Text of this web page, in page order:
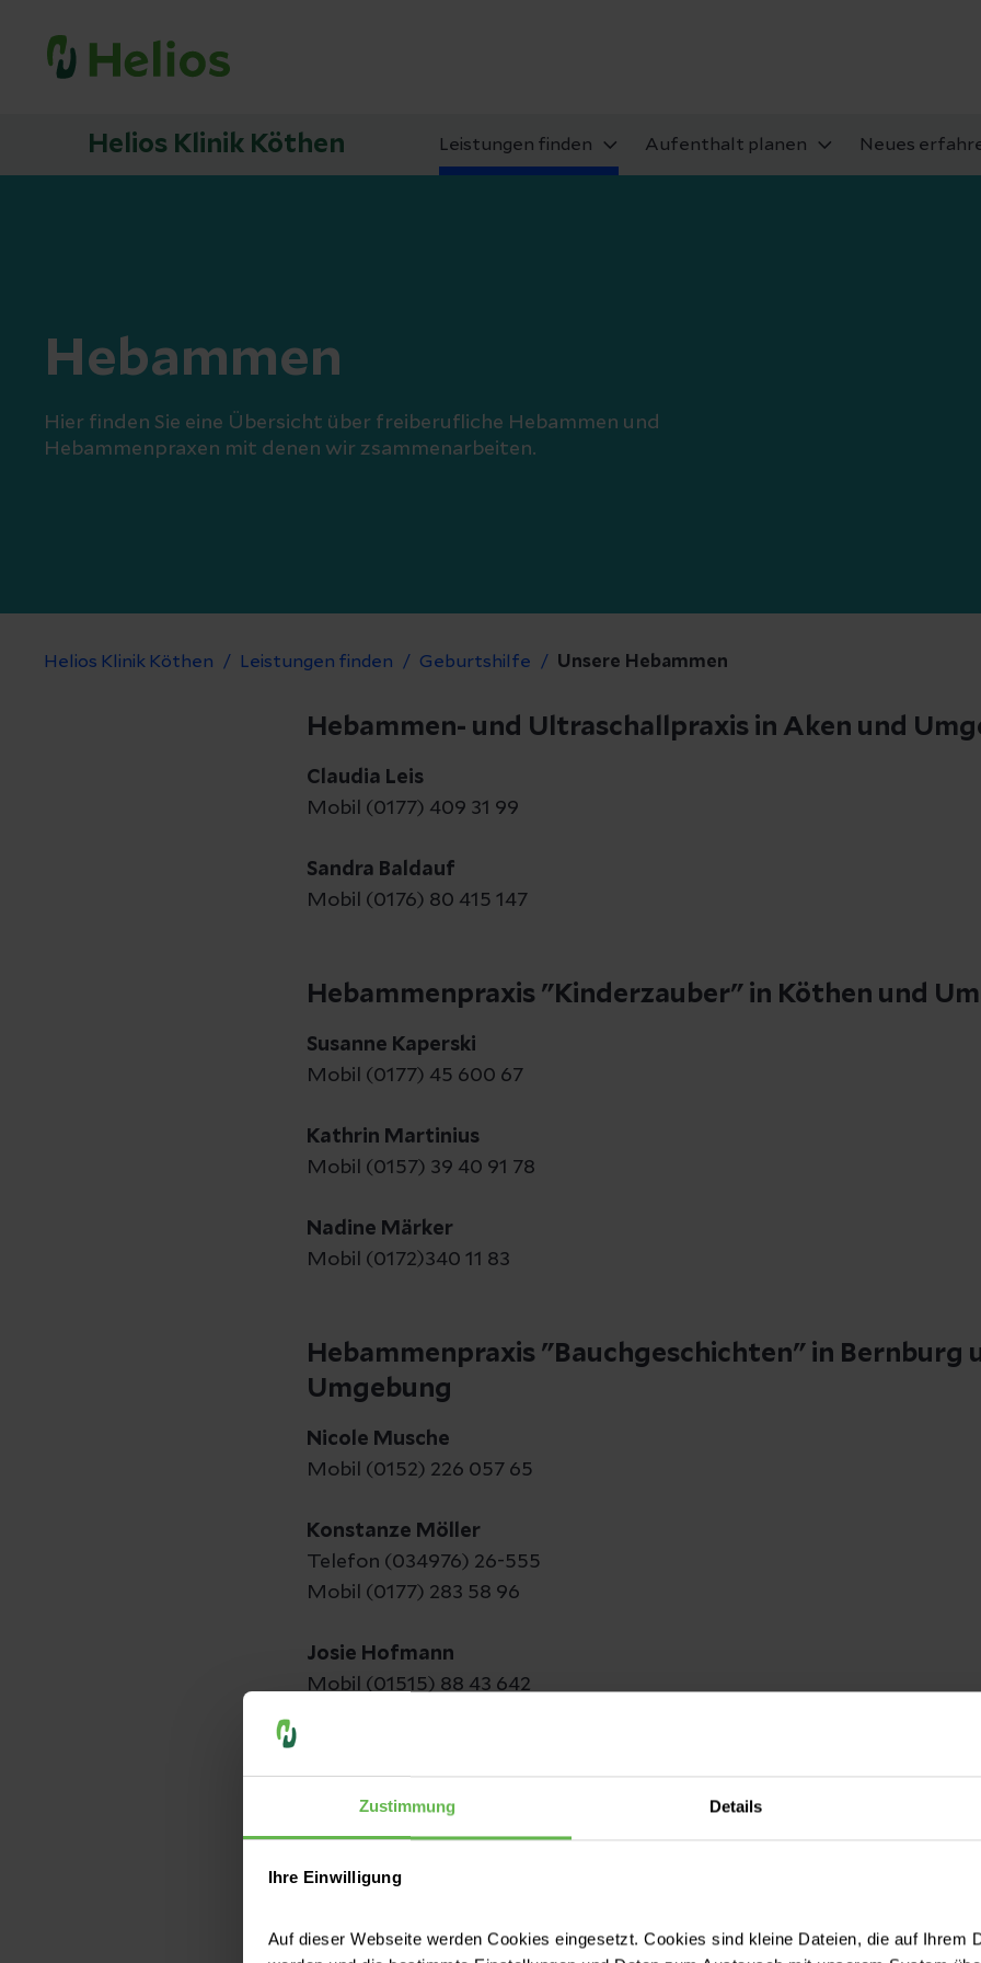
Zustimmung Details
Ihre Einwilligung
Auf dieser Webseite werden Cookies eingesetzt. Cookies sind kleine Dateien, die auf Ihrem
Helios Klinik Köthen Leistungen finden Aufenthalt planen Neues
Hebammen
Hier finden Sie eine Übersicht über freiberufliche Hebammen und
Hebammenpraxen mit denen wir zsammenarbeiten.
Helios Klinik Köthen Leistungen finden Geburtshilfe Unsere Hebammen
Hebammen- und Ultraschallpraxis in Aken und
Claudia Leis
Mobil (0177) 409 31 99
Sandra Baldauf
Mobil (0176) 80 415 147
Hebammenpraxis "Kinderzauber" in Köthen und
Susanne Kaperski
Mobil (0177) 45 600 67
Kathrin Martinius
Mobil (0157) 39 40 91 78
Nadine Märker
Mobil (0172)340 11 83
Hebammenpraxis "Bauchgeschichten" in Bernburg
Umgebung
Nicole Musche
Mobil (0152) 226 057 65
Konstanze Möller
Telefon (034976) 26-555
Mobil (0177) 283 58 96
Josie Hofmann
Mobil (01515) 88 43 642
Löbejün und nördliches Saalekreis